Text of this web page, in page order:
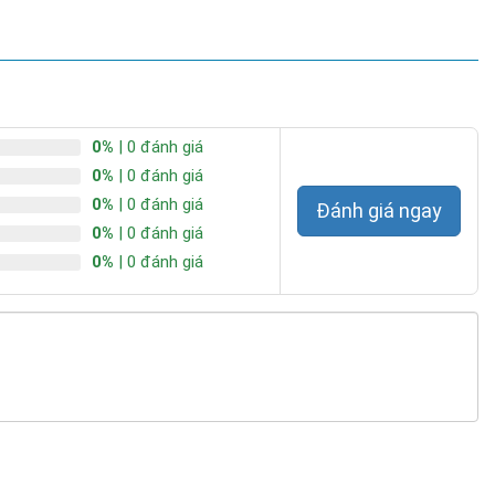
0% | 0 đánh giá
0% | 0 đánh giá
0% | 0 đánh giá
0% | 0 đánh giá
0% | 0 đánh giá
Đánh giá ngay